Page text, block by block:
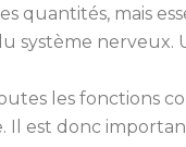
quantités, mais
système
les fonctions
Il est donc